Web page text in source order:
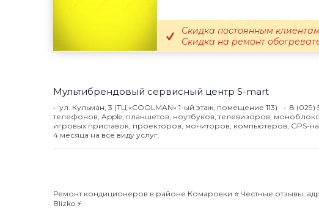
Скидка постоянным
Скидка на ремонт
Мультибрендовый сервисный центр S-mart
ул. Кульман, 3 (ТЦ «COOLMAN» 1-ый этаж, помещение 113) 8 (029)
телефонов, Apple, планшетов, ноутбуков, телевизоров,
игровых приставок, проекторов, мониторов, компьютеров, GPS-
4 месяца на все виду услуг.
Ремонт кондиционеров в районе Комаровки ⭐️ Честные отзывы,
Blizko ⚡️